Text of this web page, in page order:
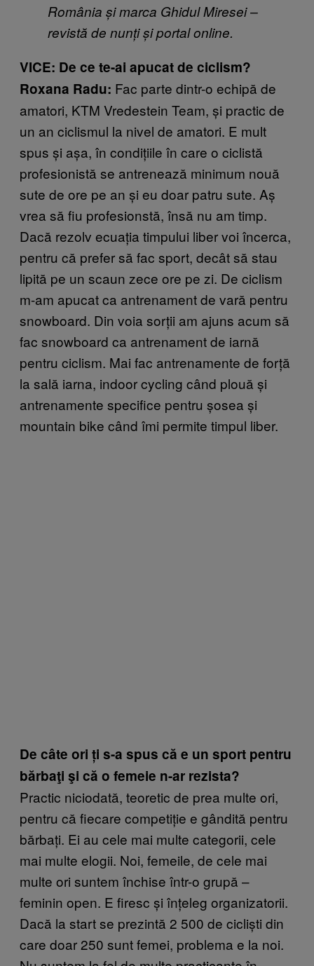
România și marca Ghidul Miresei –
revistă de nunți și portal online.
VICE: De ce te-ai apucat de ciclism?
Roxana Radu: Fac parte dintr-o echipă de
amatori, KTM Vredestein Team, și practic de
un an ciclismul la nivel de amatori. E mult
spus și așa, în condițiile în care o ciclistă
profesionistă se antrenează minimum nouă
sute de ore pe an și eu doar patru sute. Aș
vrea să fiu profesionstă, însă nu am timp.
Dacă rezolv ecuația timpului liber voi încerca,
pentru că prefer să fac sport, decât să stau
lipită pe un scaun zece ore pe zi. De ciclism
m-am apucat ca antrenament de vară pentru
snowboard. Din voia sorții am ajuns acum să
fac snowboard ca antrenament de iarnă
pentru ciclism. Mai fac antrenamente de forță
la sală iarna, indoor cycling când plouă și
antrenamente specifice pentru șosea și
mountain bike când îmi permite timpul liber.
De câte ori ți s-a spus că e un sport pentru
bărbaţi şi că o femeie n-ar rezista?
Practic niciodată, teoretic de prea multe ori,
pentru că fiecare competiție e gândită pentru
bărbați. Ei au cele mai multe categorii, cele
mai multe elogii. Noi, femeile, de cele mai
multe ori suntem închise într-o grupă –
feminin open. E firesc și înțeleg organizatorii.
Dacă la start se prezintă 2 500 de cicliști din
care doar 250 sunt femei, problema e la noi.